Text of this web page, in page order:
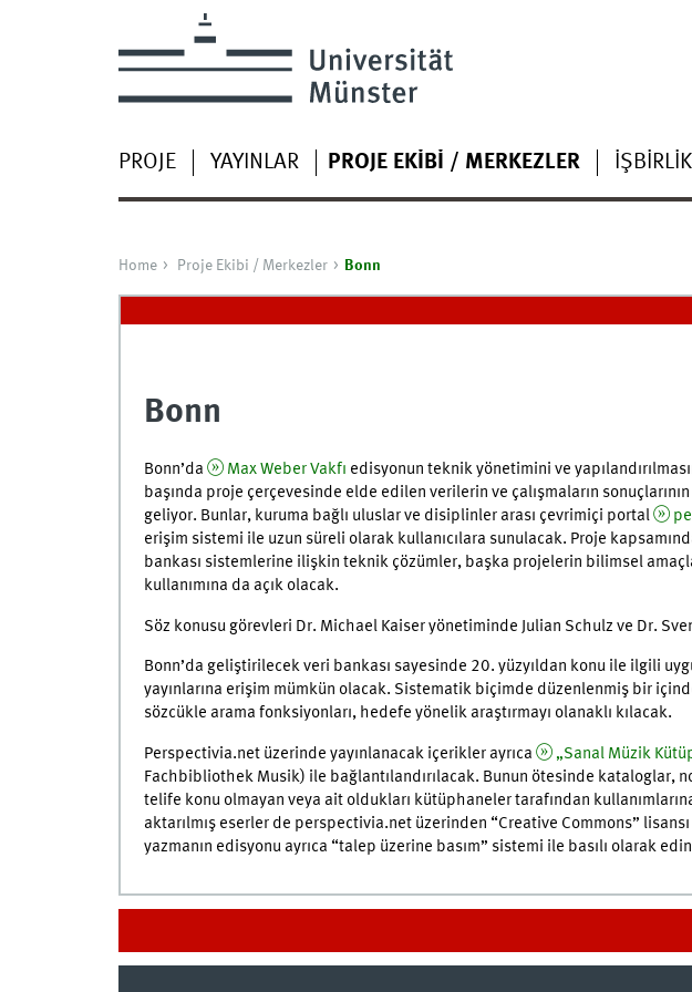
PROJE YAYINLAR PROJE EKIBI / MERKEZLER
Home Proje Ekibi / Merkezler Bonn
Bonn
Bonn’da Max Weber Vakfı edisyonun teknik yönetimini ve
başında proje çerçevesinde elde edilen verilerin ve çalışmaların
geliyor. Bunlar, kuruma bağlı uluslar ve disiplinler arası çevrimiçi portal
erişim sistemi ile uzun süreli olarak kullanıcılara sunulacak. Proje
bankası sistemlerine ilişkin teknik çözümler, başka projelerin bilimsel
kullanımına da açık olacak.
Söz konusu görevleri Dr. Michael Kaiser yönetiminde Julian Schulz ve Dr.
Bonn’da geliştirilecek veri bankası sayesinde 20. yüzyıldan konu ile ilgili
yayınlarına erişim mümkün olacak. Sistematik biçimde düzenlenmiş bir
sözcükle arama fonksiyonları, hedefe yönelik araştırmayı olanaklı kılacak.
Perspectivia.net üzerinde yayınlanacak içerikler ayrıca „Sanal Müzik
Fachbibliothek Musik) ile bağlantılandırılacak. Bunun ötesinde kataloglar,
telife konu olmayan veya ait oldukları kütüphaneler tarafından
aktarılmış eserler de perspectivia.net üzerinden “Creative Commons”
yazmanın edisyonu ayrıca “talep üzerine basım” sistemi ile basılı olarak